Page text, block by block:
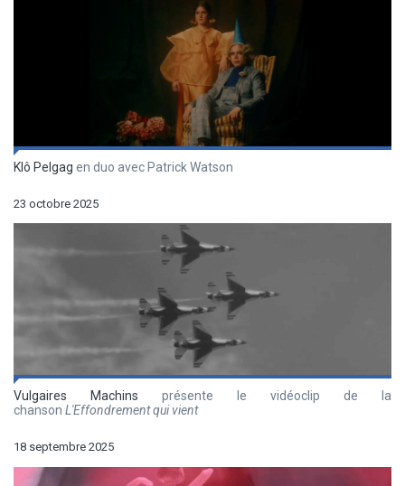
Klô Pelgag en duo avec Patrick Watson
23 octobre 2025
Vulgaires Machins présente le vidéoclip de la
chanson L'Effondrement qui vient
18 septembre 2025